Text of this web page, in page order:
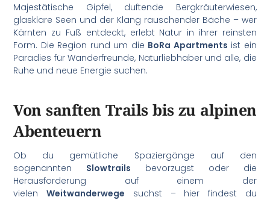
Majestätische Gipfel, duftende Bergkräuterwiesen,
glasklare Seen und der Klang rauschender Bäche – wer
Kärnten zu Fuß entdeckt, erlebt Natur in ihrer reinsten
Form. Die Region rund um die BoRa Apartments ist ein
Paradies für Wanderfreunde, Naturliebhaber und alle, die
Ruhe und neue Energie suchen.
Von sanften Trails bis zu alpinen
Abenteuern
Ob du gemütliche Spaziergänge auf den
sogenannten Slowtrails bevorzugst oder die
Herausforderung auf einem der
vielenWeitwanderwege suchst – hier findest du